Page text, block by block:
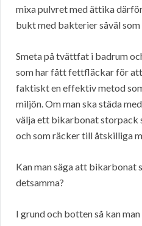
mixa pulvret med ättika
bukt med bakterier såväl
Smeta på tvättfat i badrum
som har fått fettfläckar för
faktiskt en effektiv metod
miljön. Om man ska städa
välja ett bikarbonat storpack
och som räcker till åtskilliga
Kan man säga att bikarbonat
detsamma?
I grund och botten så kan